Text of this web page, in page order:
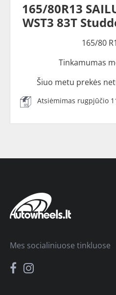
165/80R13
WST3 83T
165/80
Tinkamumas
Šiuo metu prekės
Atsiėmimas rugpjūčio
Mes socialiniuose tinkluose